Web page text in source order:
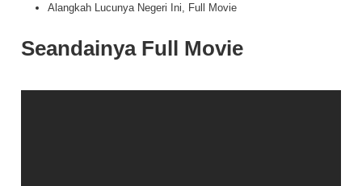
Alangkah Lucunya Negeri Ini, Full Movie
Seandainya Full Movie